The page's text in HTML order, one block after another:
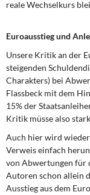
reale Wechselkurs
Euroausstieg und
Unsere Kritik an der
steigenden
Charakters) bei
Flassbeck mit dem
15% der
Kritik müsse also
Auch hier wird
Verweis einfach
von Abwertungen für
Autoren schon allein
Ausstieg aus dem